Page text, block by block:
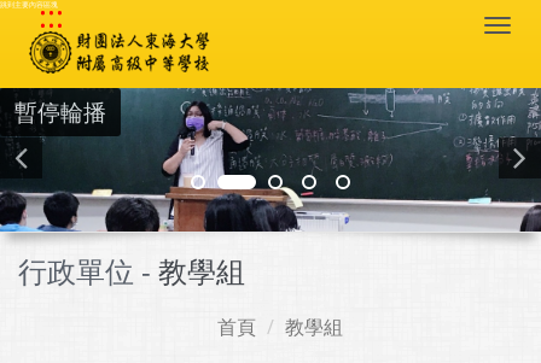
跳到主要內容區塊
:::
暫停輪播
行政單位 - 教學組
首頁 教學組